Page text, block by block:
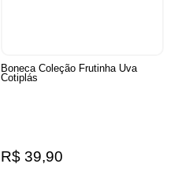
Boneca Coleção Frutinha Uva
Cotiplás
R$ 39,90